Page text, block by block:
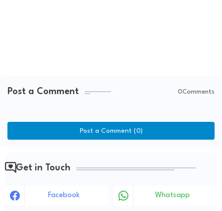
Post a Comment 0Comments
Post a Comment (0)
Get in Touch
Facebook Whatsapp